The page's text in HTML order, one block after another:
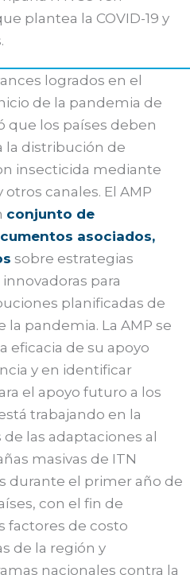
plantea la COVID-19 y
logrados en el
de la pandemia de
que los países deben
la distribución de
insecticida mediante
canales. El AMP
conjunto de
asociados,
sobre estrategias
para
planificadas de
pandemia. La AMP se
eficacia de su apoyo
y en identificar
el apoyo futuro a los
trabajando en la
las adaptaciones al
masivas de ITN
durante el primer año de
con el fin de
factores de costo
de la región y
nacionales contra la